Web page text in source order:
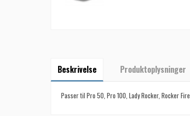
Beskrivelse Produktoplysninger
Passer til Pro 50, Pro 100, Lady Rocker, Rocker Fire